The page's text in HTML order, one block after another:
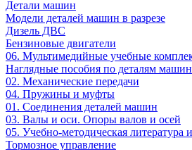
Детали машин
Модели деталей машин в разрезе
Дизель ДВС
Бензиновые двигатели
06. Мультимедийные учебные
Наглядные пособия по деталям машин
02. Механические передачи
04. Пружины и муфты
01. Соединения деталей машин
03. Валы и оси. Опоры валов и осей
05. Учебно-методическая литература
Тормозное управление